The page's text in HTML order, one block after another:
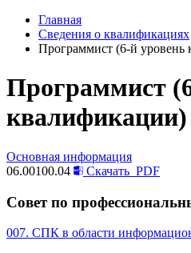
Главная
Сведения о квалификациях
Программист (6-й уровень
Программист
квалификации)
Основная информация
06.00100.04
Скачать PDF
Совет по
007. СПК в области